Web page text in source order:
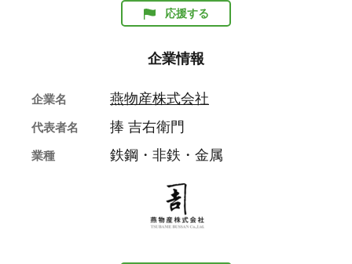
応援する
企業情報
企業名 燕物産株式会社
代表者名 捧 吉右衛門
業種 鉄鋼・非鉄・金属